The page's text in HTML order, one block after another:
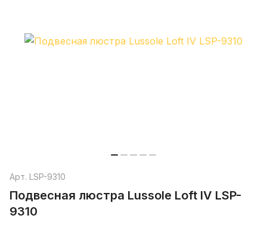
Арт. LSP-9310
Подвесная люстра Lussole Loft IV LSP-
9310